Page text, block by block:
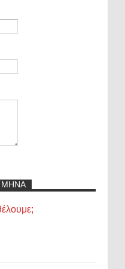
ΜΗΝΑ